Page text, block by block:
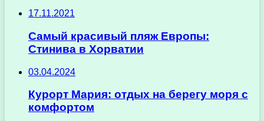
17.11.2021
Самый красивый пляж Европы:
Стинива в Хорватии
03.04.2024
Курорт Мария: отдых на берегу моря с
комфортом